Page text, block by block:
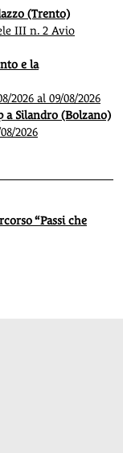
(Trento)
III n. 2 Avio
e la
2026 al 09/08/2026
a Silandro (Bolzano)
2026
“Passi che